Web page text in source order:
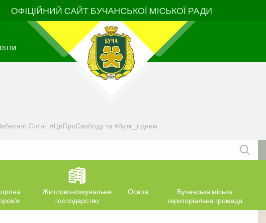
ОФІЦІЙНИЙ САЙТ БУЧАНСЬКОЇ МІСЬКОЇ РАДИ
Сотні. #ЦеПроСвободу та #бути_гідним
Житлово-комунальне
господарство
Освіта
Бучанська міська
територіальна громада